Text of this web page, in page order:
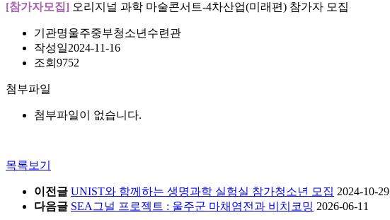
[참가자모집] 오리지널 과학 마술콘서트-4차산업(미래편) 참가자 모집
기관명울주중부청소년수련관
작성일2024-11-16
조회 9752
첨부파일
첨부파일이 없습니다.
목록보기
이전글 UNIST와 함께하는 생명과학 실험실 참가청소년 모집 2024-10-29
다음글 SEA그널 프로젝트 : 울주군 마채염전과 비치코밍 2026-06-11